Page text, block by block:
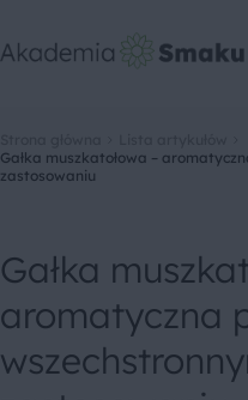
Gałka muszkatołowa –
zastosowaniu
Gałka
aromatyczna